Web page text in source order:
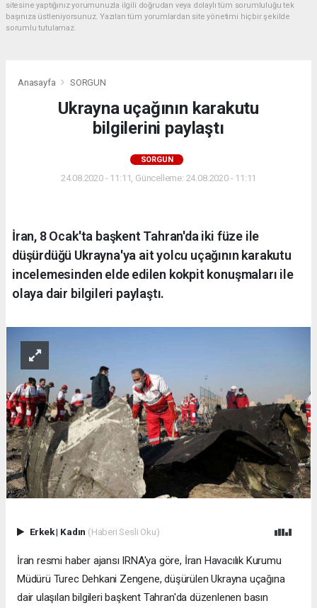
sitesine yaptığınız yorumunuzla ilgili doğrudan veya dolaylı tüm sorumluluğu tek
başınıza üstleniyorsunuz. Yazılan tüm yorumlardan site yönetimi hiçbir şekilde
sorumlu tutulamaz.
Anasayfa SORGUN
Ukrayna uçağının karakutu
bilgilerini paylaştı
SORGUN
24.08.2020 - 11:11, Güncelleme: 24.08.2020 - 11:11
İran, 8 Ocak'ta başkent Tahran'da iki füze ile
düşürdüğü Ukrayna'ya ait yolcu uçağının karakutu
incelemesinden elde edilen kokpit konuşmaları ile
olaya dair bilgileri paylaştı.
Erkek| Kadın (Haberi Sesli Oku)
İran resmi haber ajansı IRNA'ya göre, İran Havacılık Kurumu
Müdürü Turec Dehkani Zengene, düşürülen Ukrayna uçağına
dair ulaşılan bilgileri başkent Tahran'da düzenlenen basın